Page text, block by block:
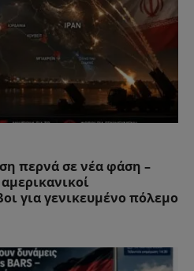
περνά σε νέα φάση –
για γενικευμένο πόλεμο